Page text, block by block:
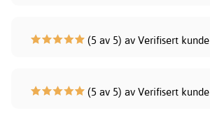
(5 av 5) av Verifisert kunde
(5 av 5) av Verifisert kunde